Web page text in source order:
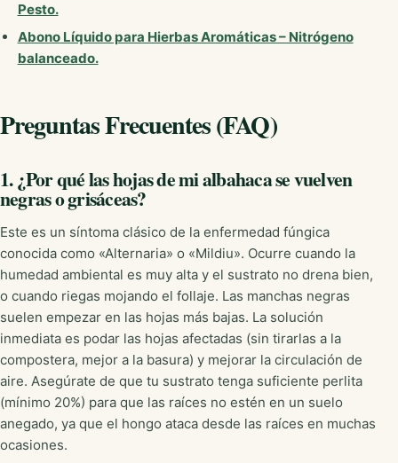
Pesto.
Abono Líquido para Hierbas Aromáticas – Nitrógeno
balanceado.
Preguntas Frecuentes (FAQ)
1. ¿Por qué las hojas de mi albahaca se vuelven
negras o grisáceas?
Este es un síntoma clásico de la enfermedad fúngica
conocida como «Alternaria» o «Mildiu». Ocurre cuando la
humedad ambiental es muy alta y el sustrato no drena bien,
o cuando riegas mojando el follaje. Las manchas negras
suelen empezar en las hojas más bajas. La solución
inmediata es podar las hojas afectadas (sin tirarlas a la
compostera, mejor a la basura) y mejorar la circulación de
aire. Asegúrate de que tu sustrato tenga suficiente perlita
(mínimo 20%) para que las raíces no estén en un suelo
anegado, ya que el hongo ataca desde las raíces en muchas
ocasiones.